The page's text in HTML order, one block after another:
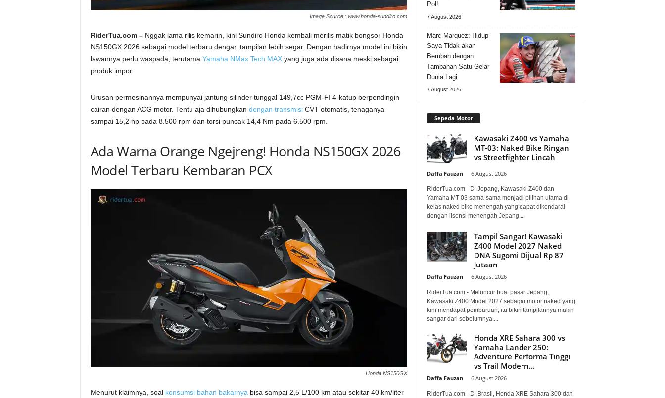
Image Source : www.honda-sundiro.com
RiderTua.com –Nggak lama rilis kemarin, kini Sundiro Honda kembali merilis matik bongsor Honda
NS150GX 2026 sebagai model terbaru dengan tampilan lebih segar. Dengan hadirnya model ini bikin
lawannya perlu waspada, terutama Yamaha NMax Tech MAXyang juga ada disana meski sebagai
produk impor.
Urusan permesinannya mempunyai jantung silinder tunggal 149,7cc PGM-FI 4-katup berpendingin
cairan dengan ACG motor. Tentu aja dihubungkan dengan transmisiCVT otomatis, tenaganya
sampai 15,2 hp pada 8.500 rpm dan torsi puncak 14,4 Nm pada 6.500 rpm.
Ada Warna Orange Ngejreng! Honda NS150GX 2026
Model Terbaru Kembaran PCX
Honda NS150GX
Menurut klaimnya, soal konsumsi bahan bakarnyabisa sampai 2,5 L/100 km atau sekitar 40 km/liter
Pol!
7 August 2026
Marc Marquez: Hidup
Saya Tidak akan
Berubah dengan
Tambahan Satu Gelar
Dunia Lagi
7 August 2026
Sepeda Motor
Kawasaki Z400 vs Yamaha
MT-03: Naked Bike Ringan
vs Streetfighter Lincah
Daffa Fauzan 6 August 2026
RiderTua.com - Di Jepang, Kawasaki Z400 dan
Yamaha MT-03 sama-sama menjadi pilihan utama di
kelas naked bike menengah yang dapat dikendarai
dengan lisensi menengah Jepang....
Tampil Sangar! Kawasaki
Z400 Model 2027 Naked
DNA Sugomi Dijual Rp 87
Jutaan
Daffa Fauzan 6 August 2026
RiderTua.com - Meluncur buat pasar Jepang,
Kawasaki Z400 Model 2027 sebagai motor naked yang
kini mendapat pembaruan, itu bikin tampilannya makin
sangar dari sebelumnya....
Honda XRE Sahara 300 vs
Yamaha Lander 250:
Adventure Performa Tinggi
vs Trail Modern...
Daffa Fauzan 6 August 2026
RiderTua.com - Di Brasil, Honda XRE Sahara 300 dan